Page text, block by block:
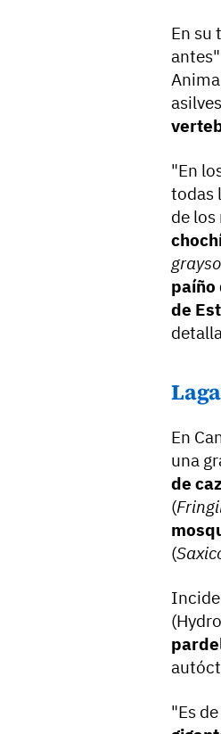
En su
"En
todas
de
paíño
de
En
una
de
(
(
"Es